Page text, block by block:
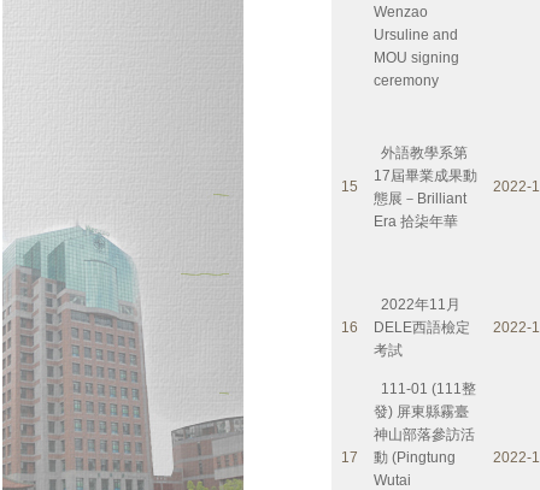
Wenzao
Ursuline and
MOU signing
ceremony
15
外語教學系第
17屆畢業成果動
態展－Brilliant
Era 拾柒年華
2022-
16
2022年11月
DELE西語檢定
考試
2022-
17
111-01 (111整
發) 屏東縣霧臺
神山部落參訪活
動 (Pingtung
Wutai
2022-